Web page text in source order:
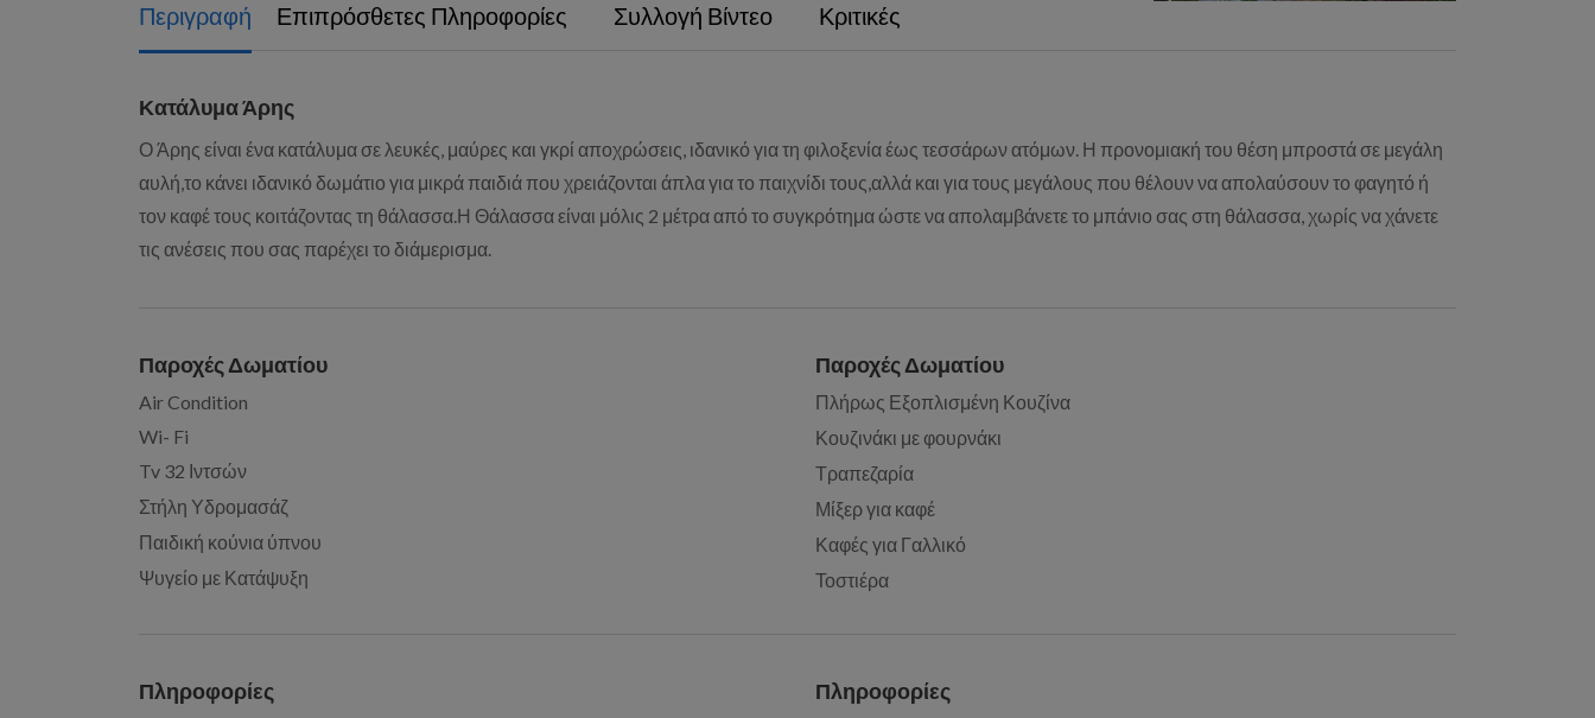
Περιγραφή Επιπρόσθετες Πληροφορίες Συλλογή Βίντεο Κριτικές
Κατάλυμα Άρης
Ο Άρης είναι ένα κατάλυμα σε λευκές, μαύρες και γκρί αποχρώσεις, ιδανικό για τη φιλοξενία έως τεσσάρων ατόμων. Η προνομιακή του θέση μπροστά σε μεγάλη
αυλή,το κάνει ιδανικό δωμάτιο για μικρά παιδιά που χρειάζονται άπλα για το παιχνίδι τους,αλλά και για τους μεγάλους που θέλουν να απολαύσουν το φαγητό ή
τον καφέ τους κοιτάζοντας τη θάλασσα.Η Θάλασσα είναι μόλις 2 μέτρα από το συγκρότημα ώστε να απολαμβάνετε το μπάνιο σας στη θάλασσα, χωρίς να χάνετε
τις ανέσεις που σας παρέχει το διάμερισμα.
Παροχές Δωματίου
Air Condition
Wi- Fi
Tv 32 Ιντσών
Στήλη Υδρομασάζ
Παιδική κούνια ύπνου
Ψυγείο με Κατάψυξη
Παροχές Δωματίου
Πλήρως Εξοπλισμένη Κουζίνα
Κουζινάκι με φουρνάκι
Τραπεζαρία
Μίξερ για καφέ
Καφές για Γαλλικό
Τοστιέρα
Πληροφορίες Πληροφορίες